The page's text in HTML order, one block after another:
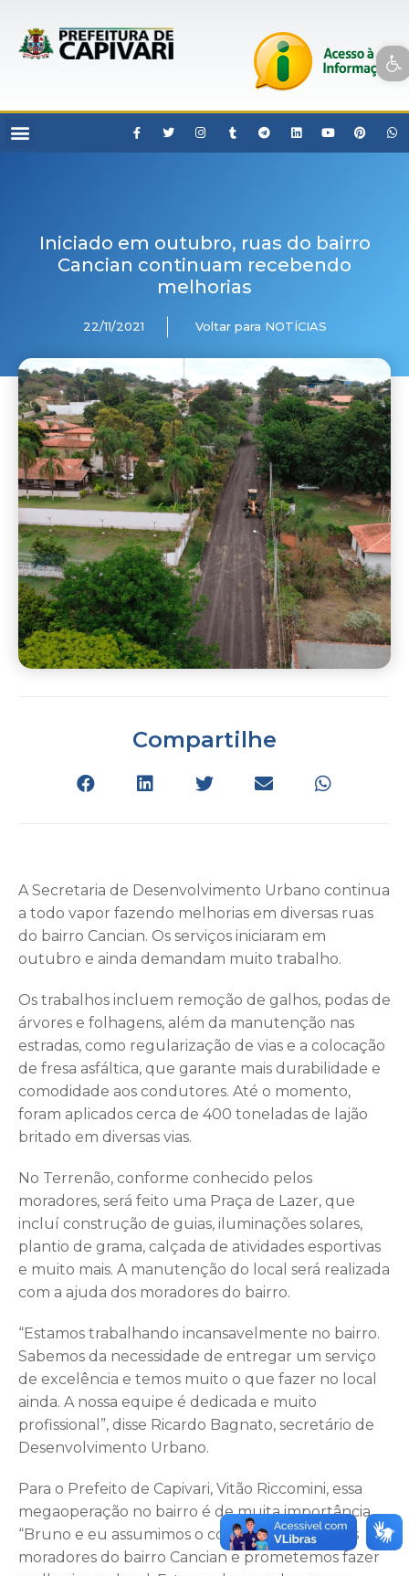
Open toolbar
Iniciado em outubro, ruas do bairro
Cancian continuam recebendo
melhorias
22/11/2021 Voltar para NOTÍCIAS
Compartilhe
A Secretaria de Desenvolvimento Urbano continua
a todo vapor fazendo melhorias em diversas ruas
do bairro Cancian. Os serviços iniciaram em
outubro e ainda demandam muito trabalho.
Os trabalhos incluem remoção de galhos, podas de
árvores e folhagens, além da manutenção nas
estradas, como regularização de vias e a colocação
de fresa asfáltica, que garante mais durabilidade e
comodidade aos condutores. Até o momento,
foram aplicados cerca de 400 toneladas de lajão
britado em diversas vias.
No Terrenão, conforme conhecido pelos
moradores, será feito uma Praça de Lazer, que
incluí construção de guias, iluminações solares,
plantio de grama, calçada de atividades esportivas
e muito mais. A manutenção do local será realizada
com a ajuda dos moradores do bairro.
“Estamos trabalhando incansavelmente no bairro.
Sabemos da necessidade de entregar um serviço
de excelência e temos muito o que fazer no local
ainda. A nossa equipe é dedicada e muito
profissional”, disse Ricardo Bagnato, secretário de
Desenvolvimento Urbano.
Para o Prefeito de Capivari, Vitão Riccomini, essa
megaoperação no bairro é de muita importância.
“Bruno e eu assumimos o compromisso com os
moradores do bairro Cancian e prometemos fazer